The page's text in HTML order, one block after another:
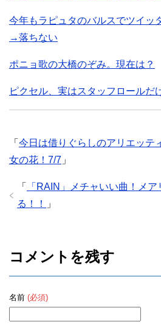
今年もラピュタのバルスでツイッ
→落ちない
ポニョ歌の大橋のぞみ。現在は？
ピクセル、実はスタッフロールだ
「 今日は借りぐらしのアリエッテ
女の花！7/7 」
「
「RAIN」メチャいい曲！メ
る！！
」
コメントを残す
名前 (必須)